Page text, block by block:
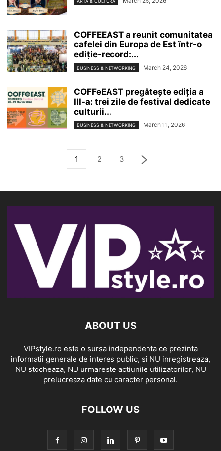
ARTA & CULTURA
COFFEEAST a reunit comunitatea
cafelei din Europa de Est într-o
ediție-record:...
BUSINESS & NETWORKING March 24, 2026
COFFeEAST pregătește ediția a
III-a: trei zile de festival dedicate
culturii...
BUSINESS & NETWORKING March 11, 2026
1 2 3
ABOUT US
VIPstyle.ro este o sursa independenta ce prezinta
informatii generale de interes public, si NU inregistreaza,
NU stocheaza, NU urmareste actiunile utilizatorilor, NU
prelucreaza date cu caracter personal.
FOLLOW US